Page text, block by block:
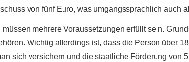
von fünf Euro, was umgangssprachlich auch
mehrere Voraussetzungen erfüllt sein.
Wichtig allerdings ist, dass die Person über
sich ver­sichern und die staatliche Förderung